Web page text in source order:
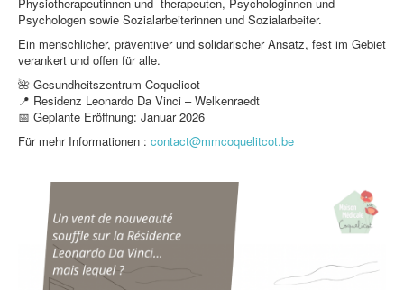
Psychologen sowie Sozialarbeiterinnen und Sozialarbeiter.
Ein menschlicher, präventiver und solidarischer Ansatz, fest im Gebiet
verankert und offen für alle.
🌺 Gesundheitszentrum Coquelicot
📍 Residenz Leonardo Da Vinci – Welkenraedt
📅 Geplante Eröffnung: Januar 2026
Für mehr Informationen : contact@mmcoquelitcot.be